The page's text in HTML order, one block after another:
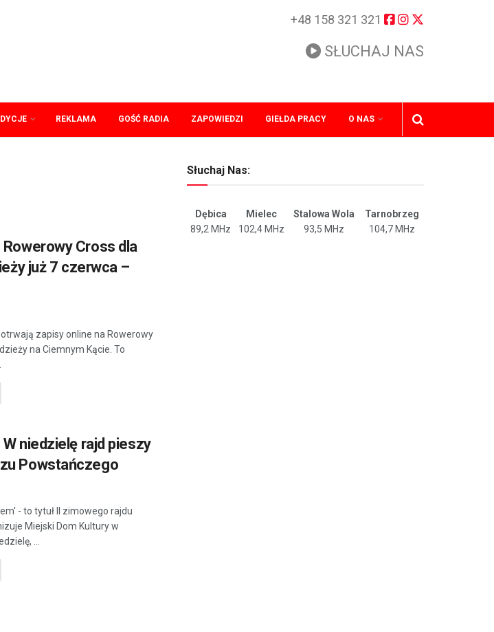
+48 158 321 321
SŁUCHAJ NAS
REKLAMA GOŚĆ RADIA ZAPOWIEDZI GIEŁDA PRACY O NAS
Rowerowy Cross dla
już 7 czerwca –
zapisy online na Rowerowy
na Ciemnym Kącie. To
niedzielę rajd pieszy
Powstańczego
- to tytuł II zimowego rajdu
Miejski Dom Kultury w
...
Słuchaj Nas:
Dębica Mielec Stalowa Wola
Tarnobrzeg
89,2 MHz
102,4 MHz 93,5 MHz 104,7 MHz